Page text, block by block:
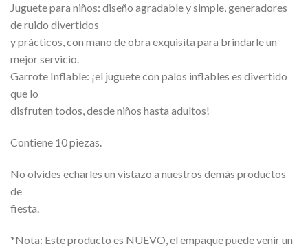
Juguete para niños: diseño agradable y simple, generadores
de ruido divertidos
y prácticos, con mano de obra exquisita para brindarle un
mejor servicio.
Garrote Inflable: ¡el juguete con palos inflables es divertido
que lo
disfruten todos, desde niños hasta adultos!
Contiene 10 piezas.
No olvides echarles un vistazo a nuestros demás productos
de
fiesta.
*Nota: Este producto es NUEVO, el empaque puede venir un